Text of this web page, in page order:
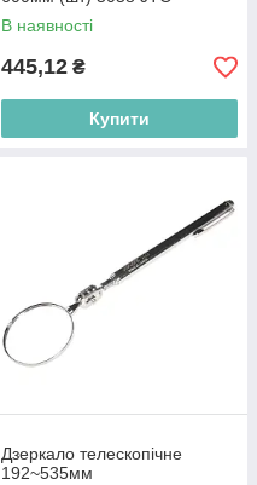
В наявності
445,12 ₴
Купити
Дзеркало телескопічне
192~535мм